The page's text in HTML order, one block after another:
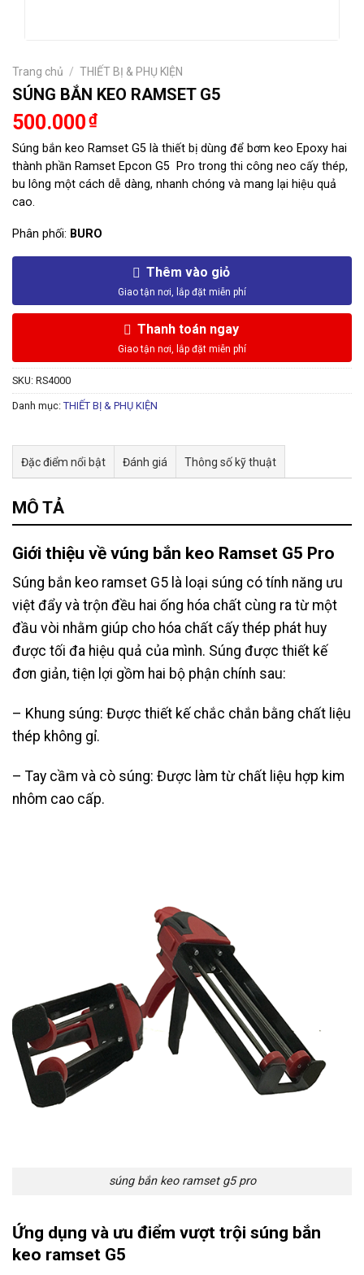
Trang chủ / THIẾT BỊ & PHỤ KIỆN
SÚNG BẮN KEO RAMSET G5
500.000₫
Súng bắn keo Ramset G5 là thiết bị dùng để bơm keo Epoxy hai
thành phần Ramset Epcon G5 Pro trong thi công neo cấy thép,
bu lông một cách dễ dàng, nhanh chóng và mang lại hiệu quả
cao.
Phân phối: BURO
Thêm vào giỏ
Thanh toán ngay
SKU: RS4000
Danh mục: THIẾT BỊ & PHỤ KIỆN
Đặc điểm nổi bật Đánh giá Thông số kỹ thuật
MÔ TẢ
Giới thiệu về vúng bắn keo Ramset G5 Pro
Súng bắn keo ramset G5 là loại súng có tính năng ưu
việt đẩy và trộn đều hai ống hóa chất cùng ra từ một
đầu vòi nhằm giúp cho hóa chất cấy thép phát huy
được tối đa hiệu quả của mình. Súng được thiết kế
đơn giản, tiện lợi gồm hai bộ phận chính sau:
– Khung súng: Được thiết kế chắc chắn bằng chất liệu
thép không gỉ.
– Tay cầm và cò súng: Được làm từ chất liệu hợp kim
nhôm cao cấp.
súng bắn keo ramset g5 pro
Ứng dụng và ưu điểm vượt trội súng bắn
keo ramset G5